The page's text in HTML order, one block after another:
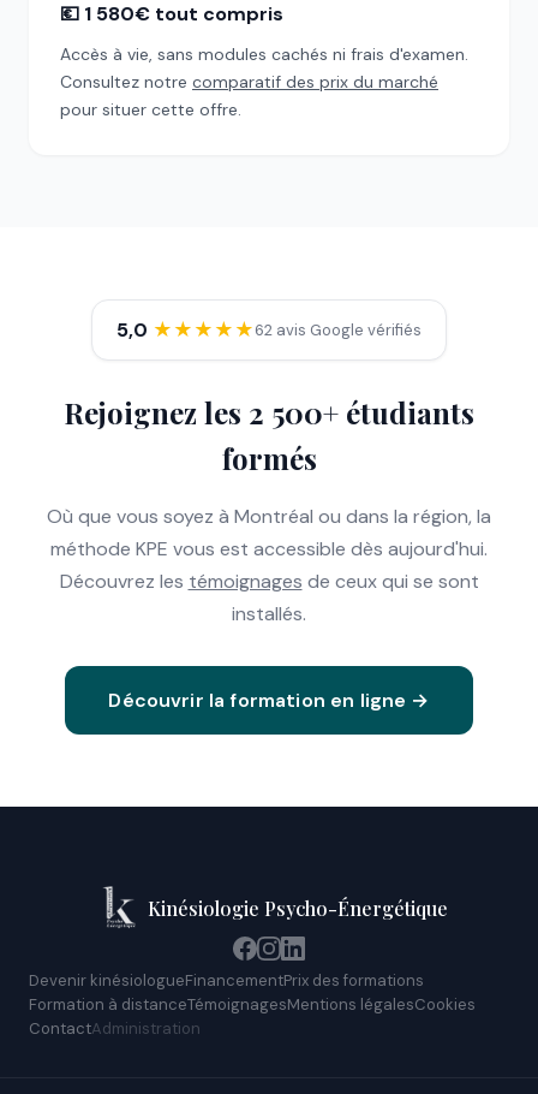
💶 1 580€ tout compris
Accès à vie, sans modules cachés ni frais d'examen.
Consultez notre comparatif des prix du marché
pour situer cette offre.
5,0 ★★★★★62 avis Google vérifiés
Rejoignez les 2 500+ étudiants
formés
Où que vous soyez à Montréal ou dans la région, la
méthode KPE vous est accessible dès aujourd'hui.
Découvrez les témoignages de ceux qui se sont
installés.
Découvrir la formation en ligne →
Kinésiologie Psycho-Énergétique
Devenir kinésiologueFinancementPrix des formations
Formation à distanceTémoignagesMentions légalesCookies
ContactAdministration